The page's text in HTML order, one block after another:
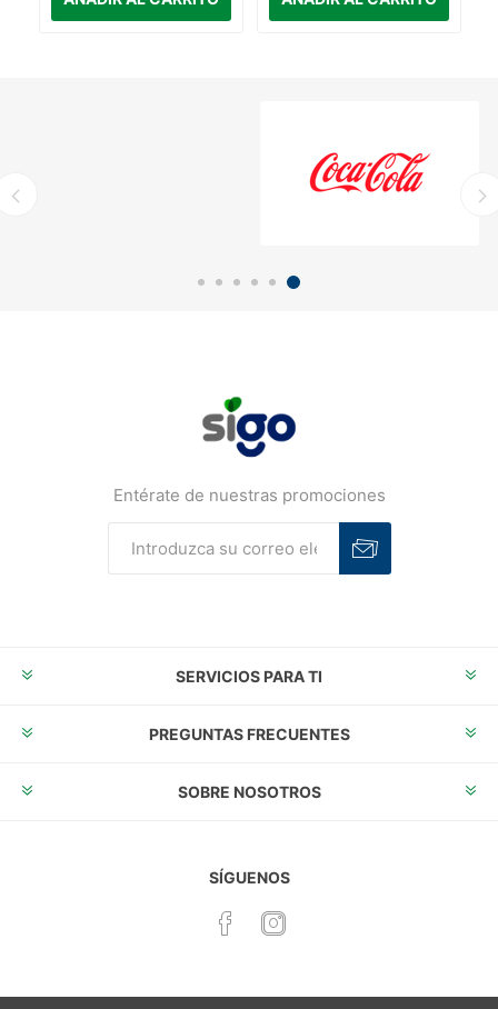
Entérate de nuestras promociones
SERVICIOS PARA TI
PREGUNTAS FRECUENTES
SOBRE NOSOTROS
SÍGUENOS